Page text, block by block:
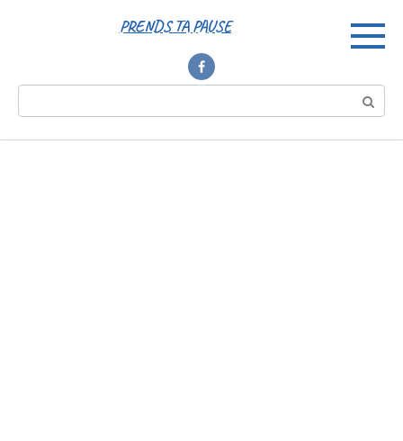
PRENDS TA PAUSE